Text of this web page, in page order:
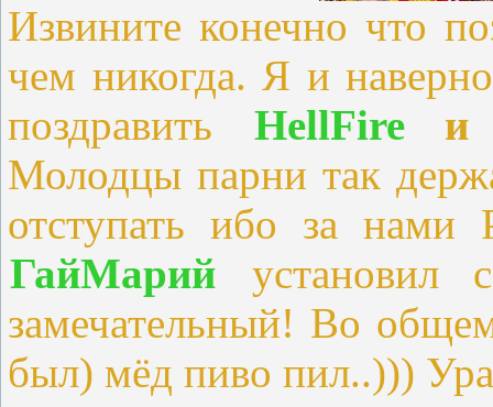
Извините конечно что
чем никогда. Я и
поздравить HellFire
Молодцы парни так
отступать ибо за
ГайМарий установил
замечательный! Во
был) мёд пиво пил..)))